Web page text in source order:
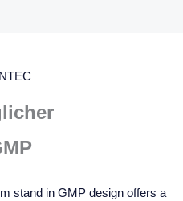
stand in GMP design offers a